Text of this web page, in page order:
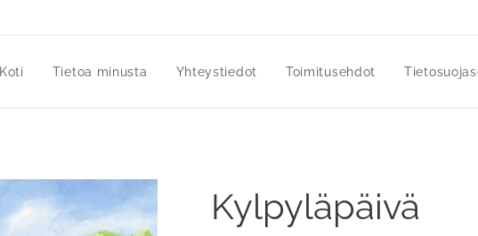
Koti Tietoa minusta Yhteystiedot Toimitusehdot
Kylpyläpäivä